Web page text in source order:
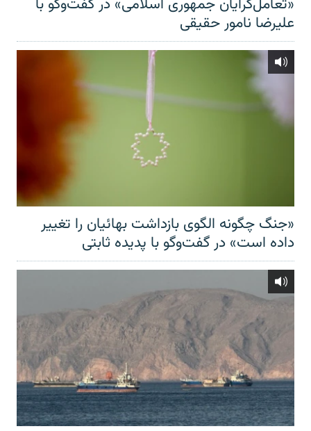
علیرضا نامور حقیقی
«جنگ چگونه الگوی بازداشت بهائیان را تغییر
داده است» در گفت‌وگو با پدیده ثابتی